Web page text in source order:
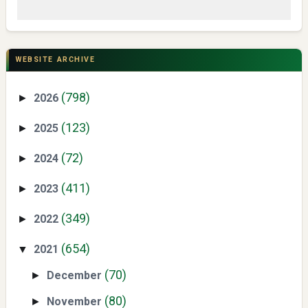
(BTC) dan Ekonomi Global
Yaqut Cholil Qoumas: Kisah Inspiratif di Balik Kasus Hukum
WEBSITE ARCHIVE
► 2026 (798)
► 2025 (123)
► 2024 (72)
► 2023 (411)
► 2022 (349)
▼ 2021 (654)
► December (70)
► November (80)